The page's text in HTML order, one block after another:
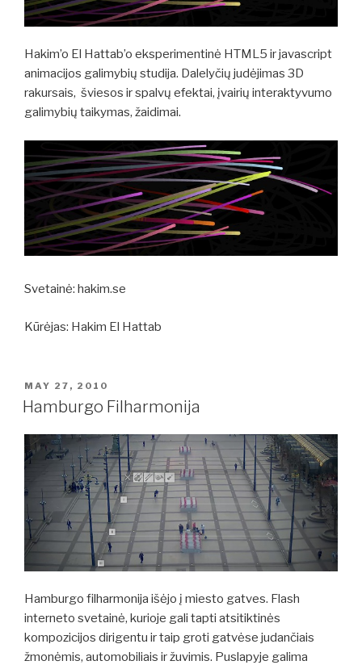
Hakim’o El Hattab’o eksperimentinė HTML5 ir javascript
animacijos galimybių studija. Dalelyčių judėjimas 3D
rakursais, šviesos ir spalvų efektai, įvairių interaktyvumo
galimybių taikymas, žaidimai.
Svetainė: hakim.se
Kūrėjas: Hakim El Hattab
POSTED
ON
MAY 27, 2010
Hamburgo Filharmonija
Hamburgo filharmonija išėjo į miesto gatves. Flash
interneto svetainė, kurioje gali tapti atsitiktinės
kompozicijos dirigentu ir taip groti gatvėse judančiais
žmonėmis, automobiliais ir žuvimis. Puslapyje galima